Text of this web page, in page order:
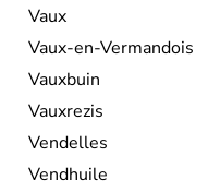
Vaux
Vaux-en-Vermandois
Vauxbuin
Vauxrezis
Vendelles
Vendhuile